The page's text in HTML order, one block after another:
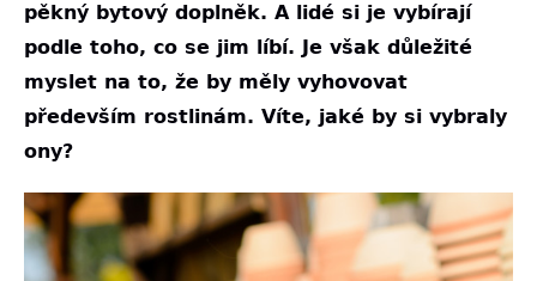
pěkný bytový doplněk. A lidé si je vybírají
podle toho, co se jim líbí. Je však důležité
myslet na to, že by měly vyhovovat
především rostlinám. Víte, jaké by si vybraly
ony?